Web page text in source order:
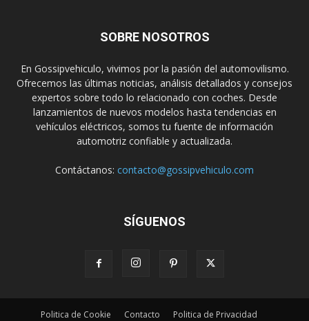
SOBRE NOSOTROS
En Gossipvehiculo, vivimos por la pasión del automovilismo.
Ofrecemos las últimas noticias, análisis detallados y consejos
expertos sobre todo lo relacionado con coches. Desde
lanzamientos de nuevos modelos hasta tendencias en
vehículos eléctricos, somos tu fuente de información
automotriz confiable y actualizada.
Contáctanos: contacto@gossipvehiculo.com
SÍGUENOS
Politica de Cookie Contacto Politica de Privacidad